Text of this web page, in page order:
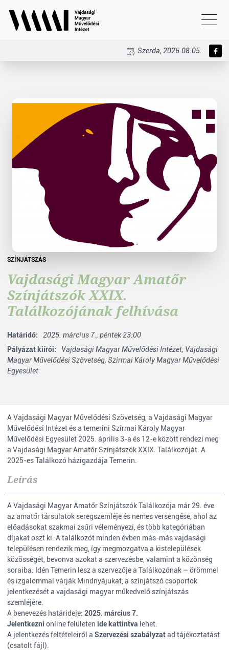
Szerda, 2026.08.05.
SZÍNJÁTSZÁS
Vajdasági Magyar Amatőr
Színjátszók XXIX.
Találkozójának felhívása
Határidő:
2025. március 7., péntek 23:00
Pályázat kiírói:
Vajdasági Magyar Művelődési Intézet, Vajdasági
Magyar Művelődési Szövetség, Szirmai Károly Magyar Művelődési
Egyesület
A Vajdasági Magyar Művelődési Szövetség, a Vajdasági Magyar
Művelődési Intézet és a temerini Szirmai Károly Magyar
Művelődési Egyesület 2025. április 3-a és 12-e között rendezi meg
a Vajdasági Magyar Amatőr Színjátszók XXIX. Találkozóját. A
2025-es Találkozó házigazdája Temerin.
Leírás
A Vajdasági Magyar Amatőr Színjátszók Találkozója már 29. éve
az amatőr társulatok seregszemléje és nemes versengése, ahol az
előadásokat szakmai zsűri véleményezi, és több kategóriában
díjakat oszt ki. A találkozót minden évben más-más vajdasági
településen rendezik meg, így megmozgatva a kistelepülések
közösségét, bevonva azokat a szervezésbe, valamint a közönség
soraiba. Idén Temerin lesz a szervezője a Találkozónak – örömmel
és izgalommal várják Mindnyájukat, a színjátszó csoportok
jelentkezését a vajdasági magyar műkedvelő színjátszás
szemléjére.
A benevezés határideje: 2025. március 7.
Jelentkezni online felületen ide kattintva lehet.
A jelentkezés feltételeiről a Szervezési szabályzatad tájékoztatást
(csatolt fájl).